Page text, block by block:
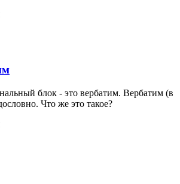
блок - это вербатим. Вербатим (в
Что же это такое?